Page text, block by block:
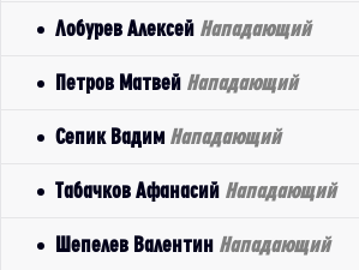
Лобурев Алексей Нападающий
Петров Матвей Нападающий
Сепик Вадим Нападающий
Табачков Афанасий Нападающий
Шепелев Валентин Нападающий